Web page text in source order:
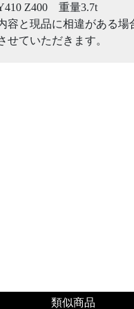
Z400 重量3.7t
容と現品に相違がある場
せていただきます。
類似商品